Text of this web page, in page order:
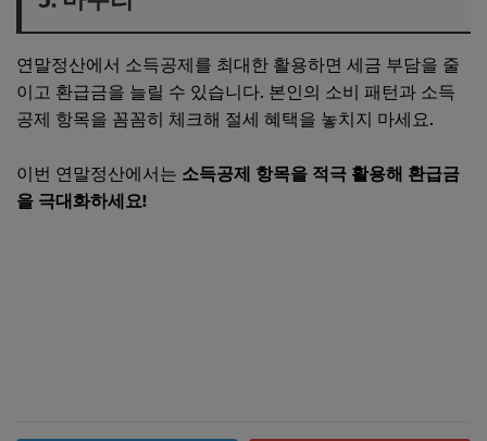
연말정산에서 소득공제를 최대한 활용하면 세금 부담을 줄
이고 환급금을 늘릴 수 있습니다. 본인의 소비 패턴과 소득
공제 항목을 꼼꼼히 체크해 절세 혜택을 놓치지 마세요.
이번 연말정산에서는 소득공제 항목을 적극 활용해 환급금
을 극대화하세요!